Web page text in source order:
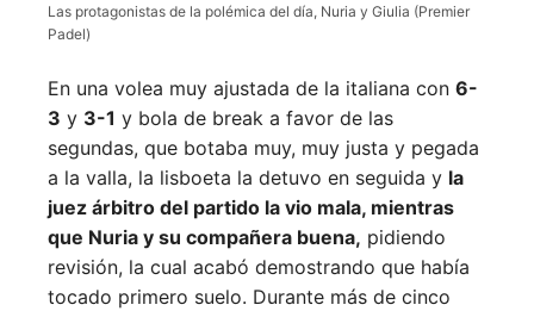
Las protagonistas de la polémica del día, Nuria y Giulia (Premier
Padel)
En una volea muy ajustada de la italiana con 6-
3 y 3-1 y bola de break a favor de las
segundas, que botaba muy, muy justa y pegada
a la valla, la lisboeta la detuvo en seguida y la
juez árbitro del partido la vio mala, mientras
que Nuria y su compañera buena, pidiendo
revisión, la cual acabó demostrando que había
tocado primero suelo. Durante más de cinco